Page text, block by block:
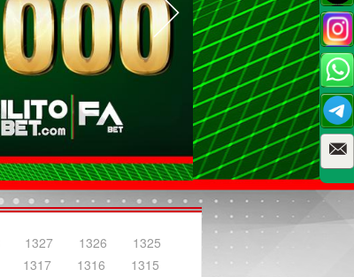
Como Jugar BingoReglas Generales
1327 1326
1325
1317 1316
1315